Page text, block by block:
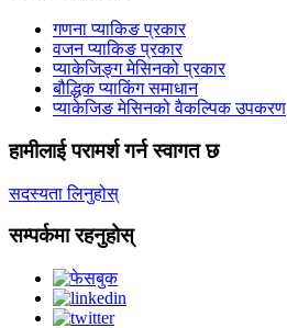
गणना प्याकिङ प्रकार
वजन प्याकिङ प्रकार
प्याकेजिङ्ग मेसिनको प्रकार
बौद्धिक प्याकिंग समाधान
प्याकेजिङ मेसिनको वैकल्पिक उपकरण
हामीलाई परामर्श गर्न स्वागत छ
सदस्यता लिनुहोस्
सम्पर्कमा रहनुहोस्